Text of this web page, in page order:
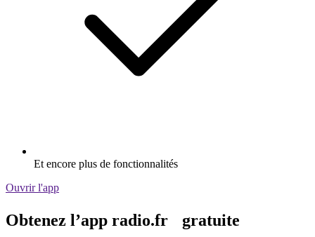
Et encore plus de fonctionnalités
Ouvrir l'app
Obtenez l’app radio.fr gratuite